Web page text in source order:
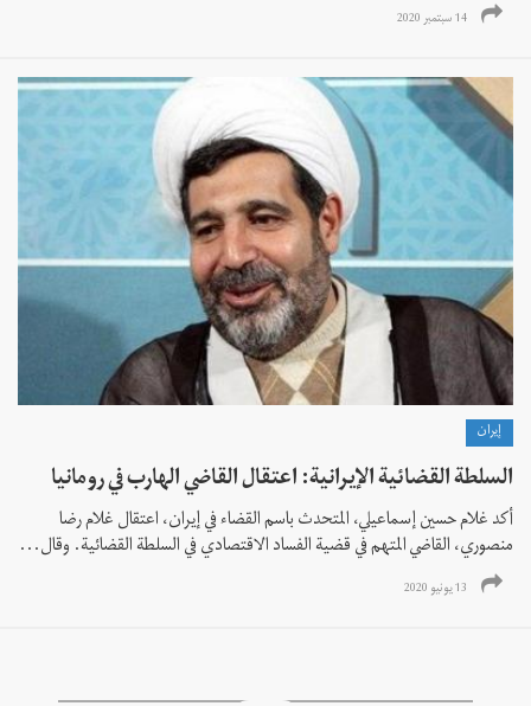
14 سبتمبر 2020
إيران
السلطة القضائية الإيرانية: اعتقال القاضي الهارب في رومانيا
أكد غلام حسين إسماعيلي، المتحدث باسم القضاء في إيران، اعتقال غلام رضا
منصوري، القاضي المتهم في قضية الفساد الاقتصادي في السلطة القضائية. وقال...
13 يونيو 2020